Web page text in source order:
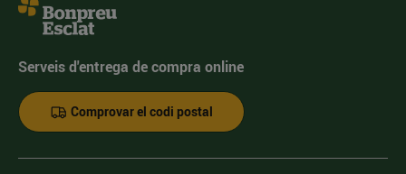
Serveis d'entrega de compra online
Comprovar el codi postal